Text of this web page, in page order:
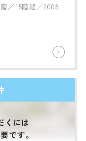
／15階建／2008
くには
です。